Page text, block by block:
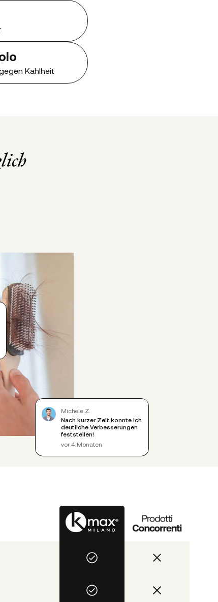
Kahlheit
Michele Z.
Nach kurzer Zeit konnte ich
deutliche Verbesserungen
feststellen!
vor 4 Monaten